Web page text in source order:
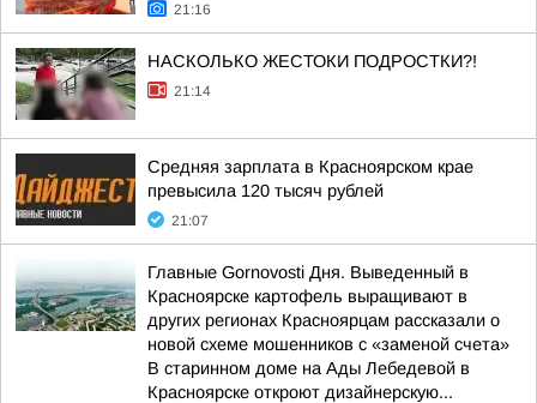
21:16
НАСКОЛЬКО ЖЕСТОКИ ПОДРОСТКИ?!
21:14
Средняя зарплата в Красноярском крае
превысила 120 тысяч рублей
21:07
Главные Gornovosti Дня. Выведенный в
Красноярске картофель выращивают в
других регионах Красноярцам рассказали о
новой схеме мошенников с «заменой счета»
В старинном доме на Ады Лебедевой в
Красноярске откроют дизайнерскую...